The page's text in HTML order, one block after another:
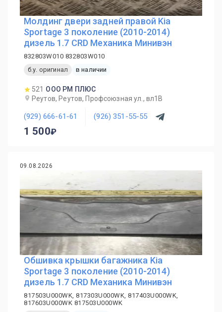
Молдинг двери задней правой Kia
Sportage 3 поколение (2010-2014)
дизель 1.7 CRD Механика Минивэн
832803W010 832803W010
б.у. оригинал
в наличии
521 ООО РМ ПЛЮС
Реутов, Реутов, Профсоюзная ул., вл1В
(929) 666-61-61 (926) 351-55-55
1 500
09.08.2026
Обшивка крышки багажника Kia
Sportage 3 поколение (2010-2014)
дизель 1.7 CRD Механика Минивэн
817503U000WK, 817303U000WK, 817403U000WK,
817603U000WK 817503U000WK